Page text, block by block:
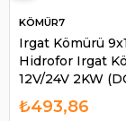
Irgat Kömürü
Hidrofor Irgat
12V/24V 2KW
KÖMÜR 7
KÖMÜR7
₺493,86